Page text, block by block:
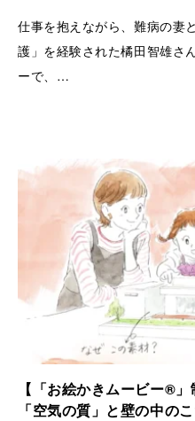
仕事を抱えながら、難病の妻
護」を経験された橘田智雄さ
ーで、
働き盛りでの介護離職防止
う現代の重要な社会課題に
【「お絵かきムービー®
「空気の質」と壁の中の